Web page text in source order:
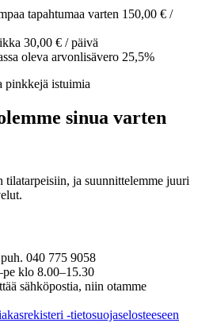
tapahtumaa varten 150,00 € /
30,00 € / päivä
oleva arvonlisävero 25,5%
sinua varten
ja suunnittelemme juuri
040 775 9058
klo 8.00–15.30
sähköpostia, niin otamme
-tietosuojaselosteeseen